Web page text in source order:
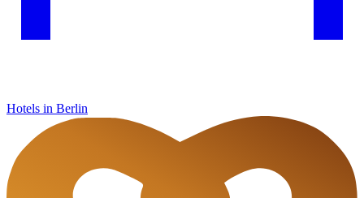
Hotels in Berlin